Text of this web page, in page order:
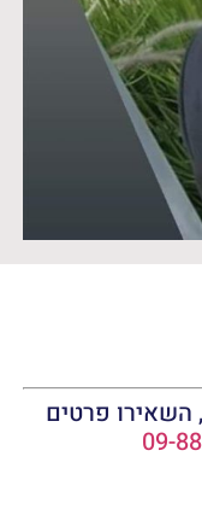
השאירו פרטים
09-